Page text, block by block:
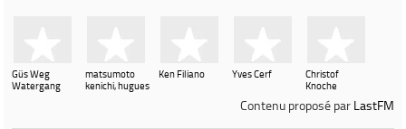
Güs Weg
Watergang
matsumoto
kenichi, hugues
Ken Filiano Yves Cerf
Christof
Knoche
Contenu proposé par LastFM